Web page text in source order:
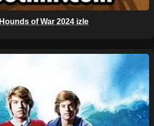
Hounds of War 2024 izle